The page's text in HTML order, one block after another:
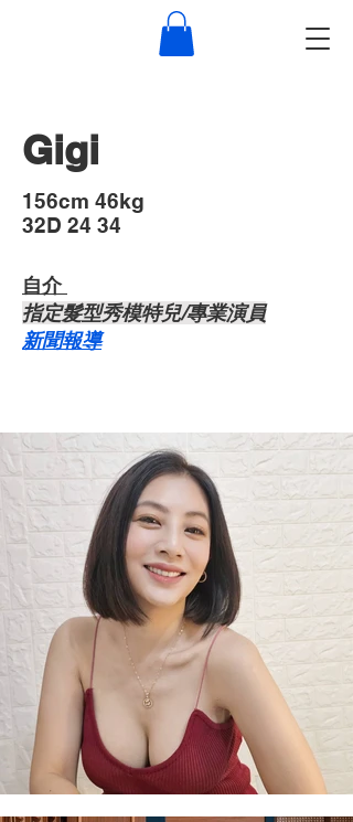
Gigi
​156cm 46kg
32D 24 34
自介 ​
​指定髮型秀模特兒/專業演員
​新聞報導